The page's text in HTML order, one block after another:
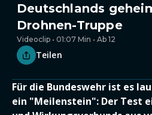
Deutschlands
Drohnen-Truppe
Videoclip • 01:07 Min • Ab 12
Teilen
Für die Bundeswehr ist es
ein "Meilenstein": Der Test